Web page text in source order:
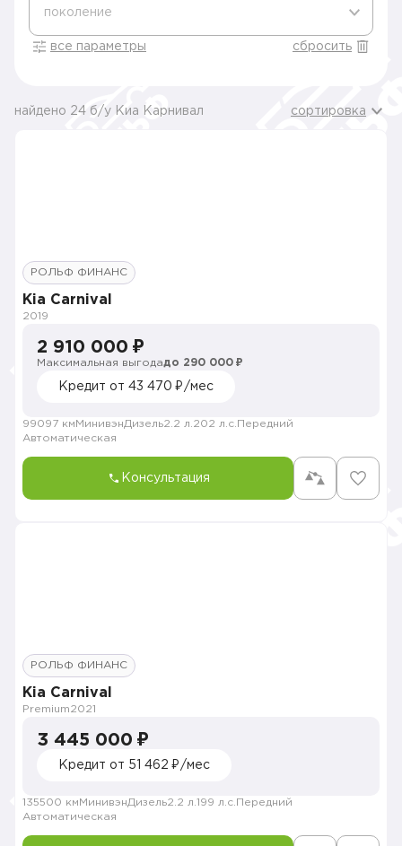
поколение
все параметры сбросить
найдено 24 б/у Киа Карнивал сортировка
РОЛЬФ ФИНАНС
Kia Carnival
2019
2 910 000 ₽
Максимальная выгодадо 290 000 ₽
Кредит от 43 470 ₽/мес
99097 км МинивэнДизель2.2 л. 202 л.с. Передний
Автоматическая
Консультация
РОЛЬФ ФИНАНС
Kia Carnival
Premium2021
3 445 000 ₽
Кредит от 51 462 ₽/мес
135500 км МинивэнДизель2.2 л. 199 л.с. Передний
Автоматическая